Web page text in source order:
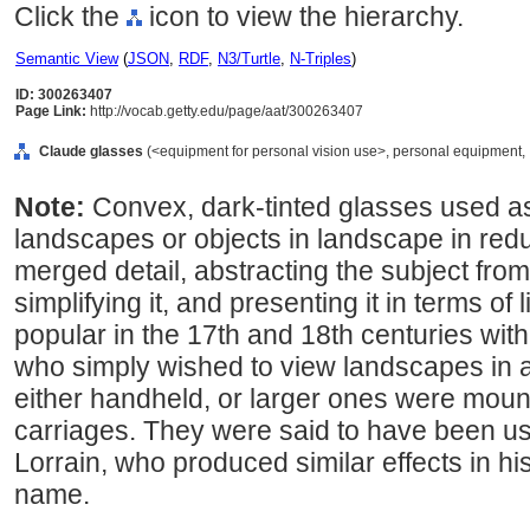
Click the icon to view the hierarchy.
Semantic View(JSON, RDF, N3/Turtle, N-Triples)
ID: 300263407
Page Link: http://vocab.getty.edu/page/aat/300263407
Claude glasses (<equipment for personal vision use>, personal
Note: Convex, dark-tinted glasses used
landscapes or objects in landscape in
merged detail, abstracting the subject
simplifying it, and presenting it in terms of
popular in the 17th and 18th centuries
who simply wished to view landscapes in
either handheld, or larger ones were
carriages. They were said to have been
Lorrain, who produced similar effects in
name.